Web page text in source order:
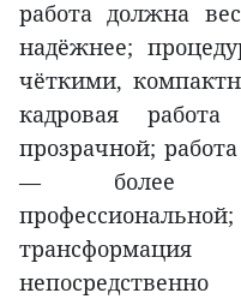
работа должна
надёжнее;
чёткими,
кадровая
прозрачной;
— более